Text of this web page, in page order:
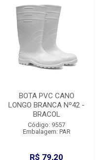
BOTA PVC CANO
LONGO BRANCA Nº42 -
BRACOL
Código: 9557
Embalagem: PAR
R$ 79,20